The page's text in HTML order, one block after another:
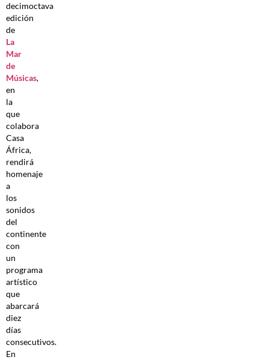
decimoctava
edición
de
La
Mar
de
Músicas,
en
la
que
colabora
Casa
África,
rendirá
homenaje
a
los
sonidos
del
continente
con
un
programa
artístico
que
abarcará
diez
días
consecutivos.
En